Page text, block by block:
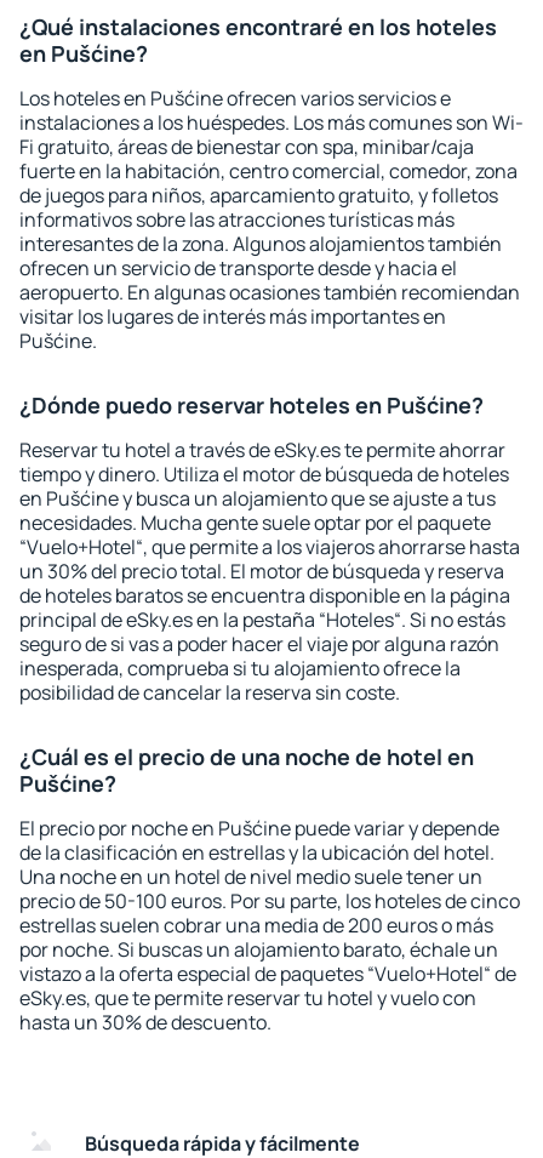
¿Qué instalaciones encontraré en los hoteles
en Pušćine?
Los hoteles en Pušćine ofrecen varios servicios e
instalaciones a los huéspedes. Los más comunes son Wi-
Fi gratuito, áreas de bienestar con spa, minibar/caja
fuerte en la habitación, centro comercial, comedor, zona
de juegos para niños, aparcamiento gratuito, y folletos
informativos sobre las atracciones turísticas más
interesantes de la zona. Algunos alojamientos también
ofrecen un servicio de transporte desde y hacia el
aeropuerto. En algunas ocasiones también recomiendan
visitar los lugares de interés más importantes en
Pušćine.
¿Dónde puedo reservar hoteles en Pušćine?
Reservar tu hotel a través de eSky.es te permite ahorrar
tiempo y dinero. Utiliza el motor de búsqueda de hoteles
en Pušćine y busca un alojamiento que se ajuste a tus
necesidades. Mucha gente suele optar por el paquete
“Vuelo+Hotel“, que permite a los viajeros ahorrarse hasta
un 30% del precio total. El motor de búsqueda y reserva
de hoteles baratos se encuentra disponible en la página
principal de eSky.es en la pestaña “Hoteles“. Si no estás
seguro de si vas a poder hacer el viaje por alguna razón
inesperada, comprueba si tu alojamiento ofrece la
posibilidad de cancelar la reserva sin coste.
¿Cuál es el precio de una noche de hotel en
Pušćine?
El precio por noche en Pušćine puede variar y depende
de la clasificación en estrellas y la ubicación del hotel.
Una noche en un hotel de nivel medio suele tener un
precio de 50-100 euros. Por su parte, los hoteles de cinco
estrellas suelen cobrar una media de 200 euros o más
por noche. Si buscas un alojamiento barato, échale un
vistazo a la oferta especial de paquetes “Vuelo+Hotel“ de
eSky.es, que te permite reservar tu hotel y vuelo con
hasta un 30% de descuento.
Búsqueda rápida y fácilmente